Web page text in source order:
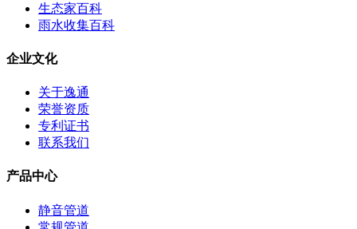
生态家百科
雨水收集百科
企业文化
关于逸通
荣誉资质
专利证书
联系我们
产品中心
静音管道